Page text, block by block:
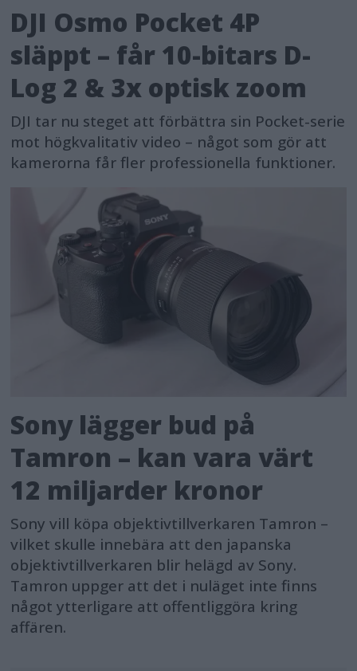
DJI Osmo Pocket 4P
släppt – får 10-bitars D-
Log 2 & 3x optisk zoom
DJI tar nu steget att förbättra sin Pocket-serie
mot högkvalitativ video – något som gör att
kamerorna får fler professionella funktioner.
Sony lägger bud på
Tamron – kan vara värt
12 miljarder kronor
Sony vill köpa objektivtillverkaren Tamron –
vilket skulle innebära att den japanska
objektivtillverkaren blir helägd av Sony.
Tamron uppger att det i nuläget inte finns
något ytterligare att offentliggöra kring
affären.